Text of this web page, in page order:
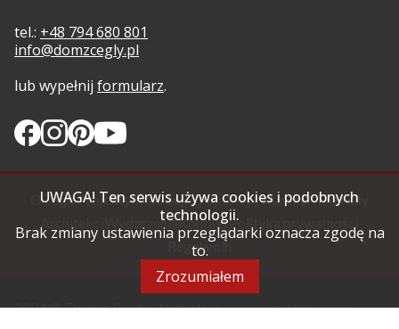
UWAGA! Ten serwis używa cookies i podobnych
technologii.
Brak zmiany ustawienia przeglądarki oznacza zgodę na
to.
Zrozumiałem
tel.: +48 794 680 801
info@domzcegly.pl
lub wypełnij formularz.
O cegleProjektyInspiracjeZnajdź wykonawcęMateriały
WydarzeniaKontaktPolityka prywatności
Regulamin
2024 © Dom z Cegły. Wszystkie prawa zastrzeżone